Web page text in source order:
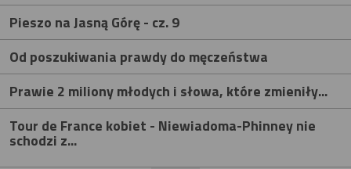
Pieszo na Jasną Górę - cz. 9
Od poszukiwania prawdy do męczeństwa
Prawie 2 miliony młodych i słowa, które zmieniły...
Tour de France kobiet - Niewiadoma-Phinney nie
schodzi z...